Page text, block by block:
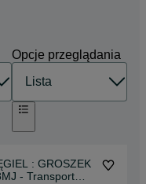
Opcje przeglądania
: GROSZEK
- Transport